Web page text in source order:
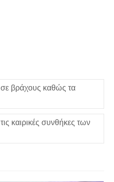
σε βράχους καθώς τα
καιρικές συνθήκες των